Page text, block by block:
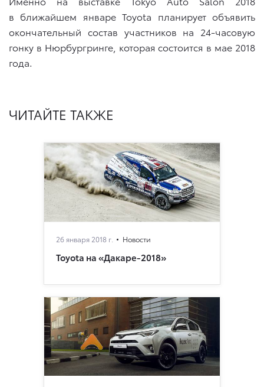
в ближайшем январе Toyota планирует объявить
окончательный состав участников на 24-часовую
гонку в Нюрбургринге, которая состоится в мае 2018
года.
ЧИТАЙТЕ ТАКЖЕ
26 января 2018 г. Новости
Toyota на «Дакаре-2018»